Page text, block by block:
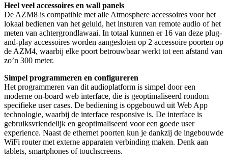
Heel veel accessoires en wall panels
De AZM8 is compatible met alle Atmosphere accessoires voor het
lokaal bedienen van het geluid, het insturen van remote audio of het
meten van achtergrondlawaai. In totaal kunnen er 16 van deze plug-
and-play accessoires worden aangesloten op 2 accessoire poorten op
de AZM4, waarbij elke poort betrouwbaar werkt tot een afstand van
zo’n 300 meter.
Simpel programmeren en configureren
Het programmeren van dit audioplatform is simpel door een
moderne on-board web interface, die is geoptimaliseerd rondom
specifieke user cases. De bediening is opgebouwd uit Web App
technologie, waarbij de interface responsive is. De interface is
gebruiksvriendelijk en geoptimaliseerd voor een goede user
experience. Naast de ethernet poorten kun je dankzij de ingebouwde
WiFi router met externe apparaten verbinding maken. Denk aan
tablets, smartphones of touchscreens.